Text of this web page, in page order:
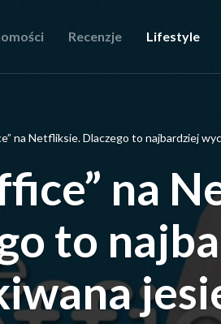
Recenzje Lifestyle
na Netfliksie. Dlaczego to najbardziej
na
to